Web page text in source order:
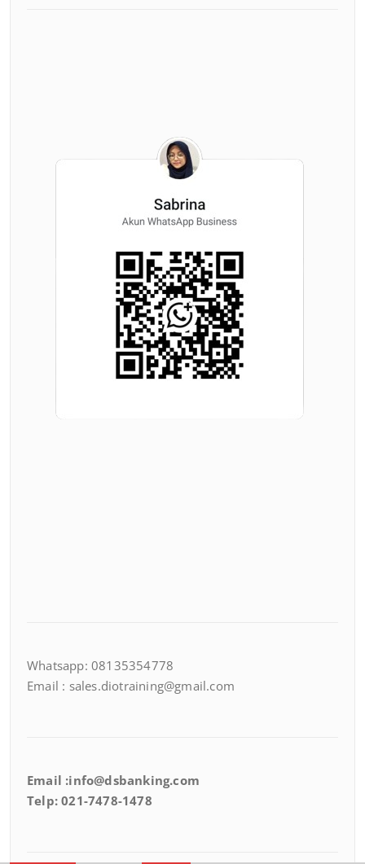
Whatsapp: 08135354778
Email : sales.diotraining@gmail.com
Email :info@dsbanking.com
Telp: 021-7478-1478